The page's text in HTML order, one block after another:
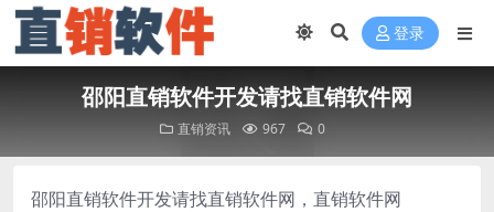
登录
邵阳直销软件开发请找直销软件网
直销资讯 967 0
邵阳直销软件开发请找直销软件网，直销软件网